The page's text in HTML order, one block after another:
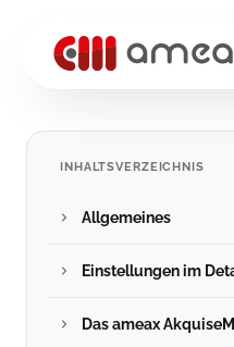
INHALTSVERZEICHNIS
Allgemeines
Einstellungen im
Das ameax